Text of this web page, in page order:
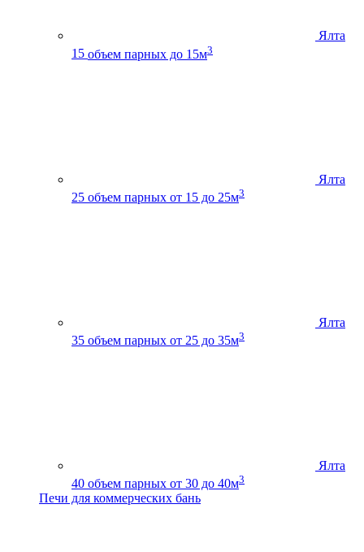
Ялта
15 объем парных до 15м3
Ялта
25 объем парных от 15 до 25м3
Ялта
35 объем парных от 25 до 35м3
Ялта
40 объем парных от 30 до 40м3
Печи для коммерческих бань